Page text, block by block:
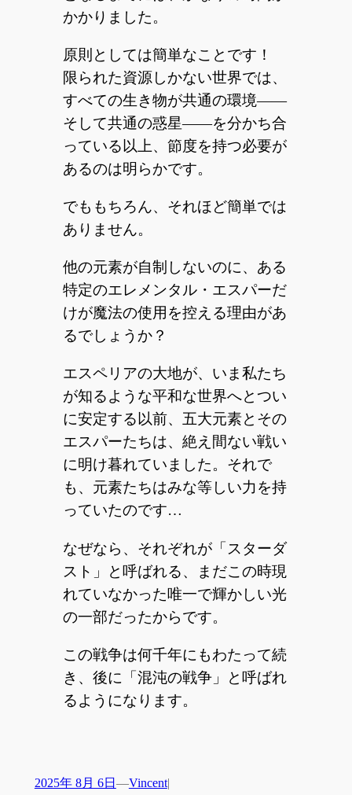
かかりました。
原則としては簡単なことです！
限られた資源しかない世界では、
すべての生き物が共通の環境——
そして共通の惑星——を分かち合
っている以上、節度を持つ必要が
あるのは明らかです。
でももちろん、それほど簡単では
ありません。
他の元素が自制しないのに、ある
特定のエレメンタル・エスパーだ
けが魔法の使用を控える理由があ
るでしょうか？
エスペリアの大地が、いま私たち
が知るような平和な世界へとつい
に安定する以前、五大元素とその
エスパーたちは、絶え間ない戦い
に明け暮れていました。それで
も、元素たちはみな等しい力を持
っていたのです…
なぜなら、それぞれが「スターダ
スト」と呼ばれる、まだこの時現
れていなかった唯一で輝かしい光
の一部だったからです。
この戦争は何千年にもわたって続
き、後に「混沌の戦争」と呼ばれ
るようになります。
2025年 8月 6日 —Vincent|